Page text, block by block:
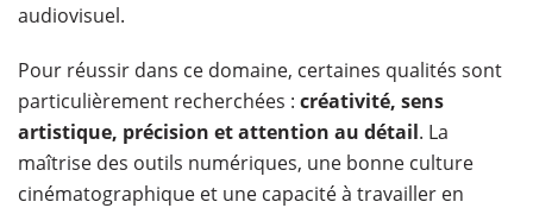
audiovisuel.
Pour réussir dans ce domaine, certaines qualités sont
particulièrement recherchées : créativité, sens
artistique, précision et attention au détail. La
maîtrise des outils numériques, une bonne culture
cinématographique et une capacité à travailler en